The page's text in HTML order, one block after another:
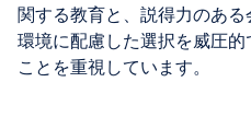
関する教育と、説得力のある
環境に配慮した選択を威圧
ことを重視しています。